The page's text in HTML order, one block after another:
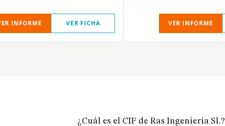
INFORME VER FICHA VER INFORME
¿Cuál es el CIF de Ras Ingenieria Sl.?